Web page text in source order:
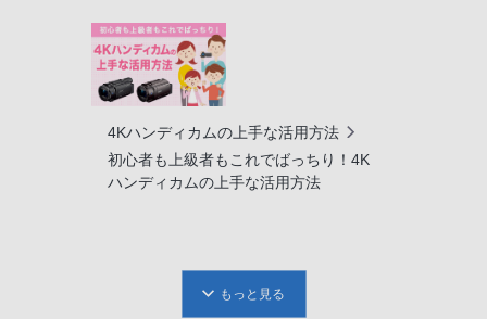
4Kハンディカムの上手な活用方法
初心者も上級者もこれでばっちり！4K
ハンディカムの上手な活用方法
もっと見る